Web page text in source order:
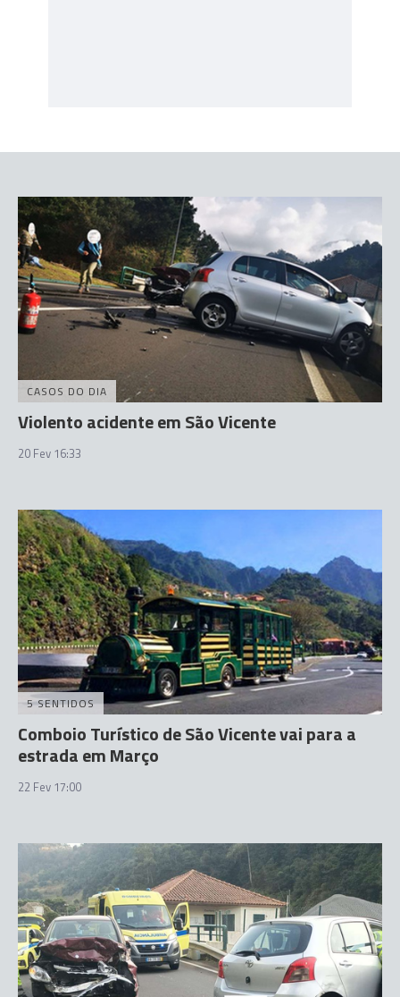
CASOS DO DIA
Violento acidente em São Vicente
20 Fev 16:33
5 SENTIDOS
Comboio Turístico de São Vicente vai para a
estrada em Março
22 Fev 17:00